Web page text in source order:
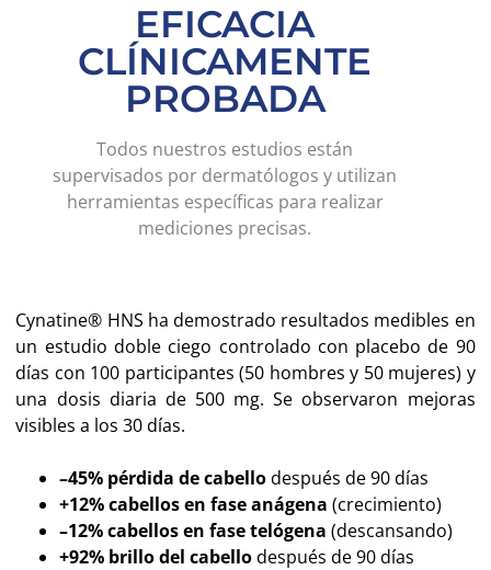
EFICACIA
CLÍNICAMENTE
PROBADA
Todos nuestros estudios están
supervisados por dermatólogos y utilizan
herramientas específicas para realizar
mediciones precisas.
Cynatine® HNS ha demostrado resultados medibles en
un estudio doble ciego controlado con placebo de 90
días con 100 participantes (50 hombres y 50 mujeres) y
una dosis diaria de 500 mg. Se observaron mejoras
visibles a los 30 días.
–45% pérdida de cabellodespués de 90 días
+12% cabellos en fase anágena (crecimiento)
–12% cabellos en fase telógena (descansando)
+92% brillo del cabellodespués de 90 días